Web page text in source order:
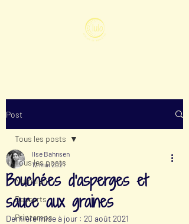
Post
Tous les posts
Nutrition
Desserts
Printemps
Tous les posts
Bouchées d'asperges et
sauce aux graines
Ilse Bahnsen
12 mai 2021
Dernière mise à jour : 20 août 2021